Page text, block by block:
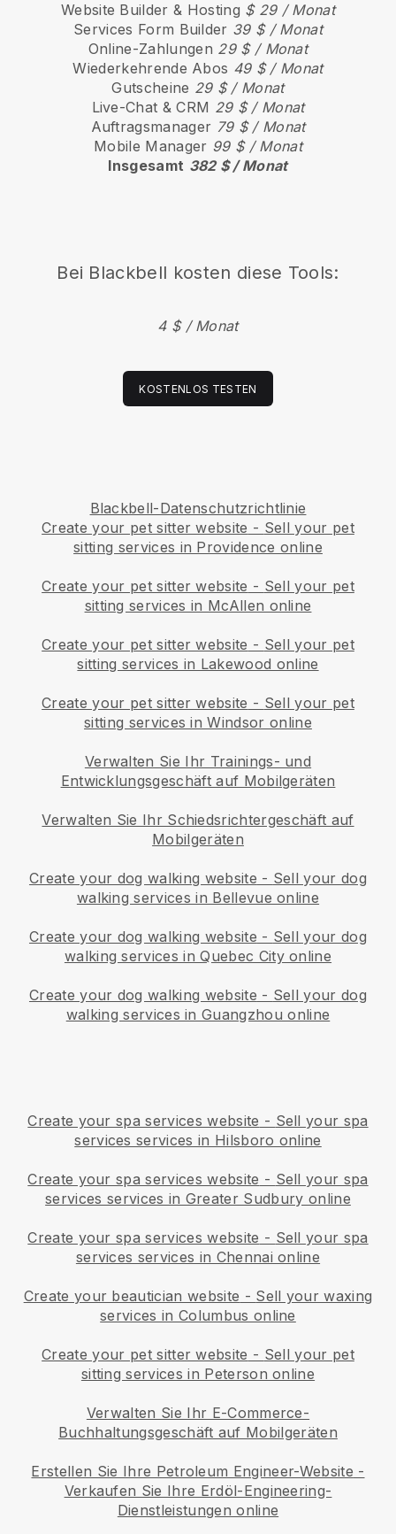
Website Builder & Hosting $ 29 / Monat
Services Form Builder 39 $ / Monat
Online-Zahlungen 29 $ / Monat
Wiederkehrende Abos 49 $ / Monat
Gutscheine 29 $ / Monat
Live-Chat & CRM 29 $ / Monat
Auftragsmanager 79 $ / Monat
Mobile Manager 99 $ / Monat
Insgesamt 382 $ / Monat
Bei Blackbell kosten diese Tools:
4 $ / Monat
KOSTENLOS TESTEN
Blackbell-Datenschutzrichtlinie
Create your pet sitter website - Sell your pet
sitting services in Providence online
Create your pet sitter website - Sell your pet
sitting services in McAllen online
Create your pet sitter website - Sell your pet
sitting services in Lakewood online
Create your pet sitter website - Sell your pet
sitting services in Windsor online
Verwalten Sie Ihr Trainings- und
Entwicklungsgeschäft auf Mobilgeräten
Verwalten Sie Ihr Schiedsrichtergeschäft auf
Mobilgeräten
Create your dog walking website - Sell your dog
walking services in Bellevue online
Create your dog walking website - Sell your dog
walking services in Quebec City online
Create your dog walking website - Sell your dog
walking services in Guangzhou online
Create your spa services website - Sell your spa
services services in Hilsboro online
Create your spa services website - Sell your spa
services services in Greater Sudbury online
Create your spa services website - Sell your spa
services services in Chennai online
Create your beautician website - Sell your waxing
services in Columbus online
Create your pet sitter website - Sell your pet
sitting services in Peterson online
Verwalten Sie Ihr E-Commerce-
Buchhaltungsgeschäft auf Mobilgeräten
Erstellen Sie Ihre Petroleum Engineer-Website -
Verkaufen Sie Ihre Erdöl-Engineering-
Dienstleistungen online